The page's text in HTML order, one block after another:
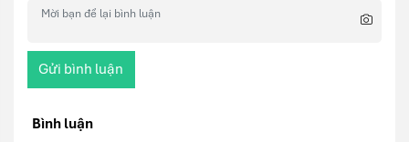
Gửi bình luận
Bình luận